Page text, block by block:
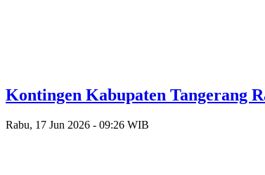
Kontingen Kabupaten Tangerang
Rabu, 17 Jun 2026 - 09:26 WIB